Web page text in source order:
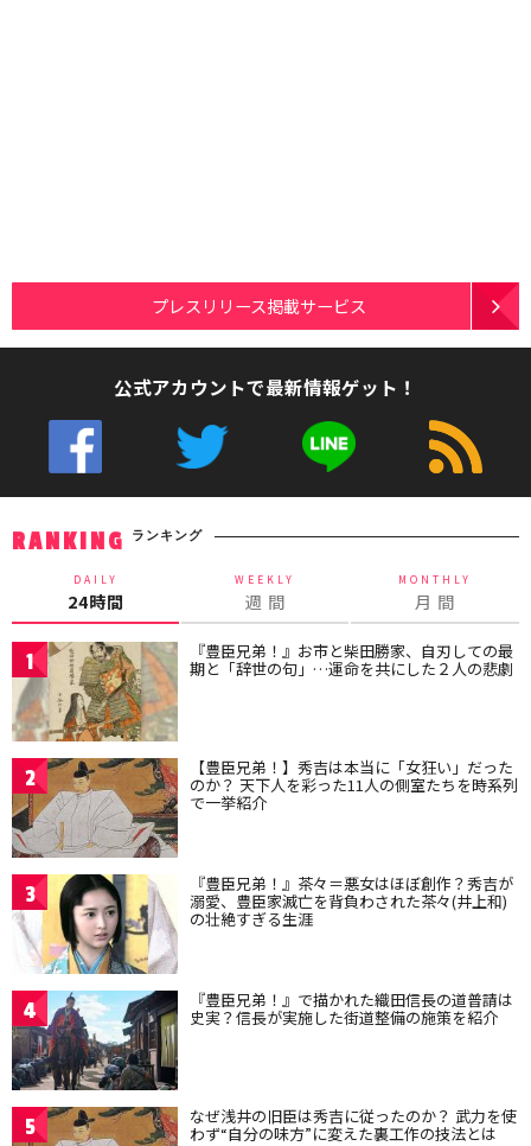
プレスリリース掲載サービス
公式アカウントで最新情報ゲット！
RANKING ランキング
DAILY
24時間
WEEKLY
週 間
MONTHLY
月 間
1 『豊臣兄弟！』お市と柴田勝家、自刃しての最
期と「辞世の句」…運命を共にした２人の悲劇
2 【豊臣兄弟！】秀吉は本当に「女狂い」だった
のか？ 天下人を彩った11人の側室たちを時系列
で一挙紹介
3 『豊臣兄弟！』茶々＝悪女はほぼ創作？秀吉が
溺愛、豊臣家滅亡を背負わされた茶々(井上和)
の壮絶すぎる生涯
4 『豊臣兄弟！』で描かれた織田信長の道普請は
史実？信長が実施した街道整備の施策を紹介
5 なぜ浅井の旧臣は秀吉に従ったのか？ 武力を使
わず“自分の味方”に変えた裏工作の技法とは